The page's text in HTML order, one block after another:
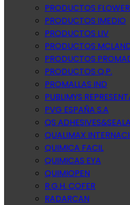
PRODUCTOS FLOWER
PRODUCTOS IMEDIO
PRODUCTOS LIV
PRODUCTOS
PRODUCTOS
PRODUCTOS Q.P.
PROMALLAS IND
PUBLIMYS
PVG ESPAÑA S.A
QS
QUALIMAX
QUIMICA FACIL
QUIMICAS EYA
QUIMIOPEN
R.G.H. COFER
RADARCAN